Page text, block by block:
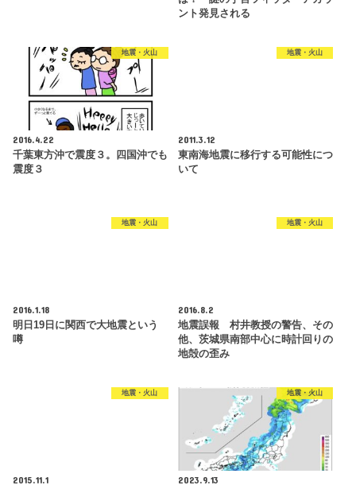
ント発見される
地震・火山
2016.4.22
千葉東方沖で震度３。四国沖でも
震度３
地震・火山
2011.3.12
東南海地震に移行する可能性につ
いて
地震・火山
2016.1.18
明日19日に関西で大地震という
噂
地震・火山
2016.8.2
地震誤報 村井教授の警告、その
他、茨城県南部中心に時計回りの
地殻の歪み
地震・火山
2015.11.1
地震・火山
2023.9.13